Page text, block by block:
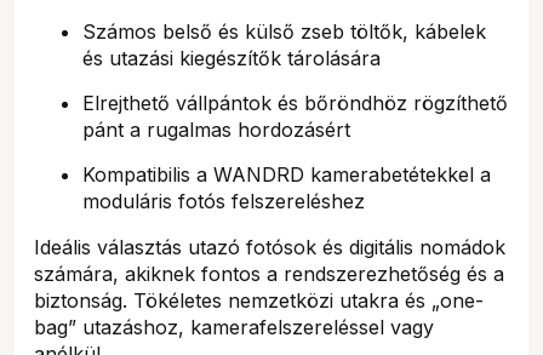
Számos belső és külső zseb töltők, kábelek
és utazási kiegészítők tárolására
Elrejthető vállpántok és bőröndhöz rögzíthető
pánt a rugalmas hordozásért
Kompatibilis a WANDRD kamerabetétekkel a
moduláris fotós felszereléshez
Ideális választás utazó fotósok és digitális nomádok
számára, akiknek fontos a rendszerezhetőség és a
biztonság. Tökéletes nemzetközi utakra és „one-
bag” utazáshoz, kamerafelszereléssel vagy